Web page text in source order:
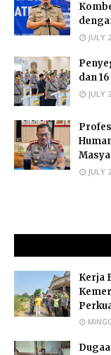
JULY
dan
JULY
JULY
Kerja